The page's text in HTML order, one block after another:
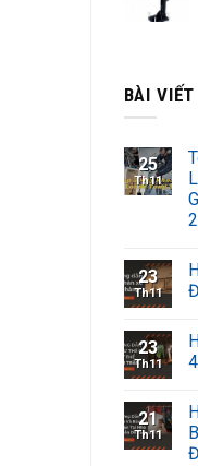
BÀI
25
Th11
23
Th11
23
Th11
21
Th11